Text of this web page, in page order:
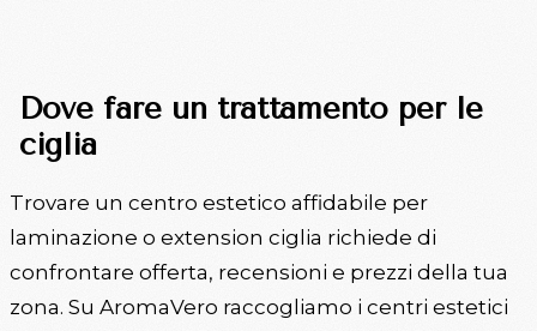
Dove fare un trattamento per le
ciglia
Trovare un centro estetico affidabile per
laminazione o extension ciglia richiede di
confrontare offerta, recensioni e prezzi della tua
zona. Su AromaVero raccogliamo i centri estetici